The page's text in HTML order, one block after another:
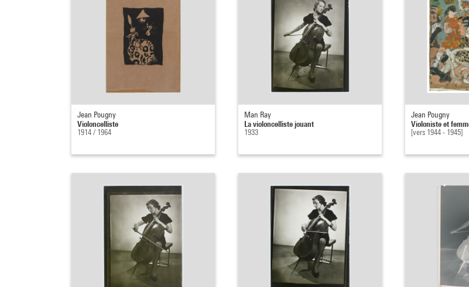
Jean Pougny
Violoncelliste
1914 / 1964
Man Ray
La violoncelliste jouant
1933
Jean Pougny
Violoniste et
[vers 1944 - 1945]